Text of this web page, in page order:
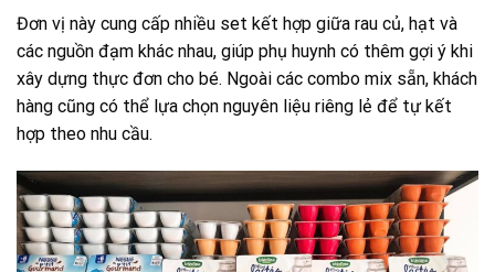
Đơn vị này cung cấp nhiều set kết hợp giữa rau củ, hạt và
các nguồn đạm khác nhau, giúp phụ huynh có thêm gợi ý khi
xây dựng thực đơn cho bé. Ngoài các combo mix sẵn, khách
hàng cũng có thể lựa chọn nguyên liệu riêng lẻ để tự kết
hợp theo nhu cầu.